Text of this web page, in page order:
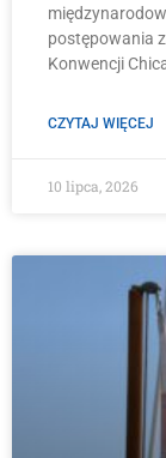
postępowania
Konwencji
CZYTAJ WIĘCEJ
10 lipca, 2026